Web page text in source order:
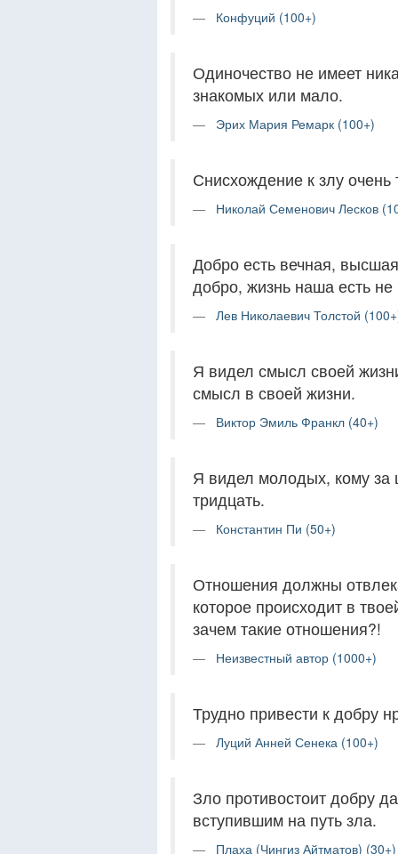
Конфуций (100+)
Одиночество не имеет
знакомых или мало.
Эрих Мария Ремарк (100+)
Снисхождение к злу
Николай Семенович Лесков
Добро есть вечная,
добро, жизнь наша есть не
Лев Николаевич Толстой
Я видел смысл своей
смысл в своей жизни.
Виктор Эмиль Франкл (40+)
Я видел молодых, кому за
тридцать.
Константин Пи (50+)
Отношения должны
которое происходит в
зачем такие отношения?!
Неизвестный автор (1000+)
Трудно привести к добру
Луций Анней Сенека (100+)
Зло противостоит добру
вступившим на путь зла.
Плаха (Чингиз Айтматов) (30+)